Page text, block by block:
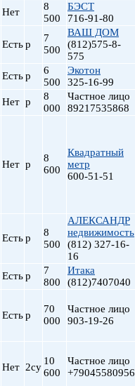
Нет
8
500
БЭСТ
716-91-80
Естьр
7
500
ВАШ ДОМ
(812)575-8-
575
Естьр
6
500
Экотон
325-16-99
Нет р
8
000
Частное лицо
89217535868
Нет р
8
600
Квадратный
метр
600-51-51
Естьр
8
500
АЛЕКСАНДР
недвижимость
(812) 327-16-
16
Естьр
7
800
Итака
(812)7407040
Естьр
70
000
Частное лицо
903-19-26
Нет 2су
10
600
Частное лицо
+79045580956